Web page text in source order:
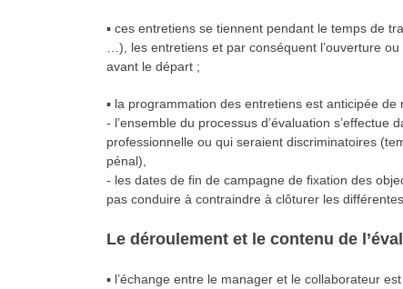
▪ ces entretiens se tiennent pendant le temps de
…), les entretiens et par conséquent l’ouverture
avant le départ ;
▪ la programmation des entretiens est anticipée
- l’ensemble du processus d’évaluation
professionnelle ou qui seraient discriminatoires
pénal),
- les dates de fin de campagne de fixation des
pas conduire à contraindre à clôturer les
Le déroulement et le contenu de
▪ l’échange entre le manager et le collaborateur